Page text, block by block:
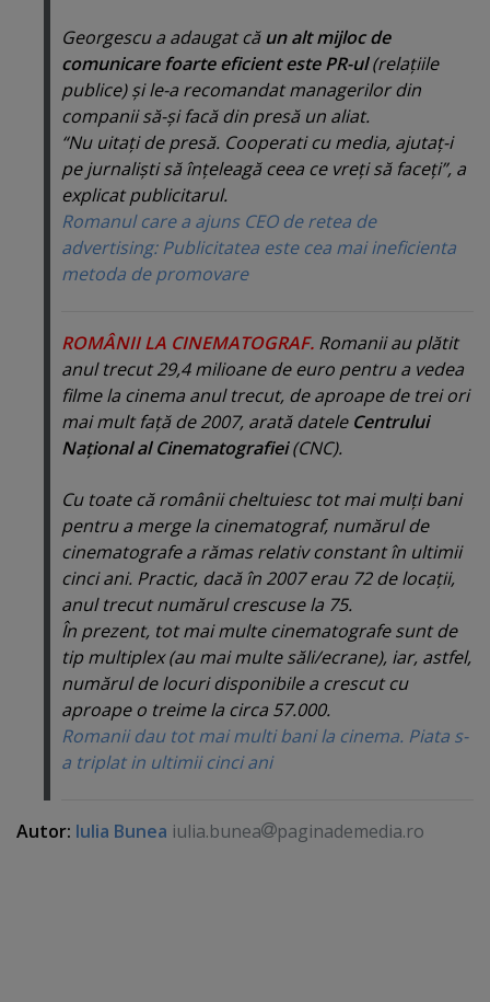
Georgescu a adaugat că un alt mijloc de
comunicare foarte eficient este PR-ul(relaţiile
publice) şi le-a recomandat managerilor din
companii să-şi facă din presă un aliat.
“Nu uitaţi de presă. Cooperati cu media, ajutaţ-i
pe jurnalişti să înţeleagă ceea ce vreţi să faceţi”, a
explicat publicitarul.
Romanul care a ajuns CEO de retea de
advertising: Publicitatea este cea mai ineficienta
metoda de promovare
ROMÂNII LA CINEMATOGRAF. Romanii au plătit
anul trecut 29,4 milioane de euro pentru a vedea
filme la cinema anul trecut, de aproape de trei ori
mai mult faţă de 2007, arată datele Centrului
Naţional al Cinematografiei(CNC).
Cu toate că românii cheltuiesc tot mai mulţi bani
pentru a merge la cinematograf, numărul de
cinematografe a rămas relativ constant în ultimii
cinci ani. Practic, dacă în 2007 erau 72 de locaţii,
anul trecut numărul crescuse la 75.
În prezent, tot mai multe cinematografe sunt de
tip multiplex (au mai multe săli/ecrane), iar, astfel,
numărul de locuri disponibile a crescut cu
aproape o treime la circa 57.000.
Romanii dau tot mai multi bani la cinema. Piata s-
a triplat in ultimii cinci ani
Autor: Iulia Bunea iulia.bunea paginademedia.ro